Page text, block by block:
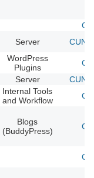
Server
WordPress
Plugins
Server
Internal Tools
and Workflow
Blogs
(BuddyPress)